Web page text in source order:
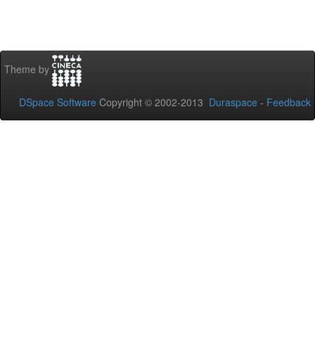
Theme by
DSpace Software Copyright © 2002-2013 Duraspace - Feedback